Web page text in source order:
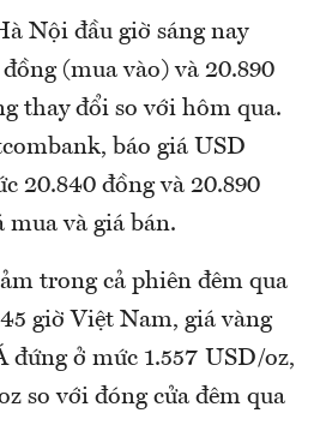
Nội đầu giờ sáng nay
(mua vào) và 20.890
thay đổi so với hôm qua.
báo giá USD
20.840 đồng và 20.890
mua và giá bán.
trong cả phiên đêm qua
giờ Việt Nam, giá vàng
đứng ở mức 1.557 USD/oz,
so với đóng cửa đêm qua